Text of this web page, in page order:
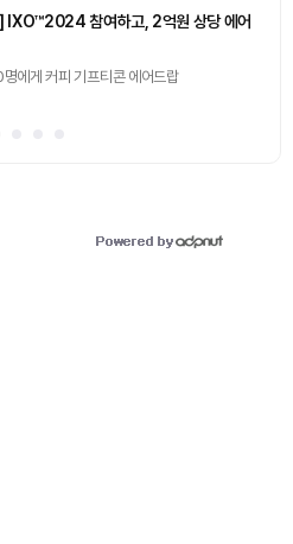
참여하고, 2억원 상당 에어
에게 커피 기프티콘 에어드랍